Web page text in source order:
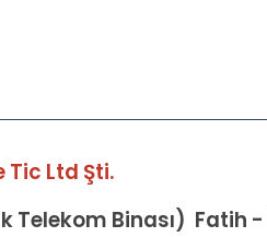
Ltd Şti.
Binası) Fatih -